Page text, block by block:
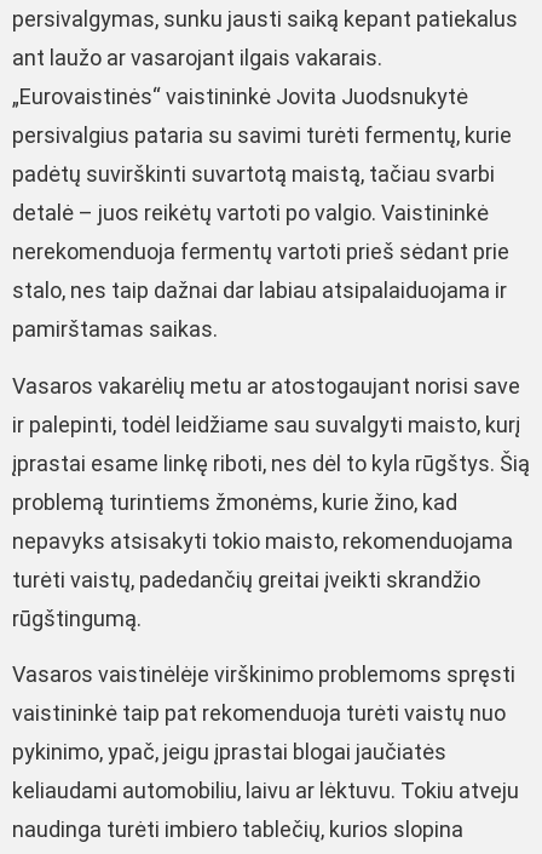
persivalgymas, sunku jausti saiką kepant patiekalus
ant laužo ar vasarojant ilgais vakarais.
„Eurovaistinės“ vaistininkė Jovita Juodsnukytė
persivalgius pataria su savimi turėti fermentų, kurie
padėtų suvirškinti suvartotą maistą, tačiau svarbi
detalė – juos reikėtų vartoti po valgio. Vaistininkė
nerekomenduoja fermentų vartoti prieš sėdant prie
stalo, nes taip dažnai dar labiau atsipalaiduojama ir
pamirštamas saikas.
Vasaros vakarėlių metu ar atostogaujant norisi save
ir palepinti, todėl leidžiame sau suvalgyti maisto, kurį
įprastai esame linkę riboti, nes dėl to kyla rūgštys. Šią
problemą turintiems žmonėms, kurie žino, kad
nepavyks atsisakyti tokio maisto, rekomenduojama
turėti vaistų, padedančių greitai įveikti skrandžio
rūgštingumą.
Vasaros vaistinėlėje virškinimo problemoms spręsti
vaistininkė taip pat rekomenduoja turėti vaistų nuo
pykinimo, ypač, jeigu įprastai blogai jaučiatės
keliaudami automobiliu, laivu ar lėktuvu. Tokiu atveju
naudinga turėti imbiero tablečių, kurios slopina